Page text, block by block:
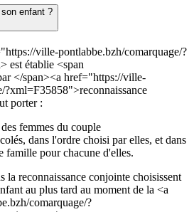
enfant ?
ville-pontlabbe.bzh/comarquage/?
est établie <span
</span><a href="https://ville-
?xml=F35858">reconnaissance
porter :
femmes du couple
dans l'ordre choisi par elles, et dans
famille pour chacune d'elles.
la reconnaissance conjointe choisissent
au plus tard au moment de la <a
comarquage/?